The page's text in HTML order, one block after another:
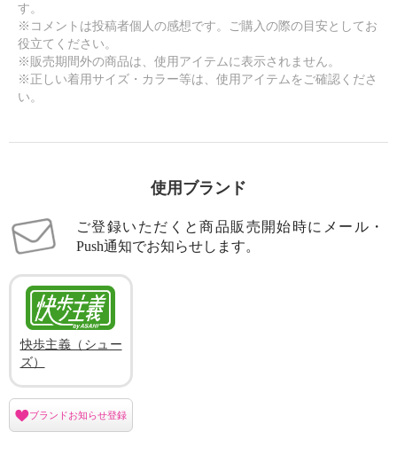
す。
※コメントは投稿者個人の感想です。ご購入の際の目安としてお
役立てください。
※販売期間外の商品は、使用アイテムに表示されません。
※正しい着用サイズ・カラー等は、使用アイテムをご確認くださ
い。
使用ブランド
ご登録いただくと商品販売開始時にメール・
Push通知でお知らせします。
快歩主義（シュー
ズ）
ブランドお知らせ登録